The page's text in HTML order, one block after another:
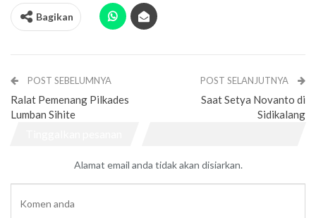
Bagikan
POST SEBELUMNYA
Ralat Pemenang Pilkades
Lumban Sihite
POST SELANJUTNYA
Saat Setya Novanto di
Sidikalang
Alamat email anda tidak akan disiarkan.